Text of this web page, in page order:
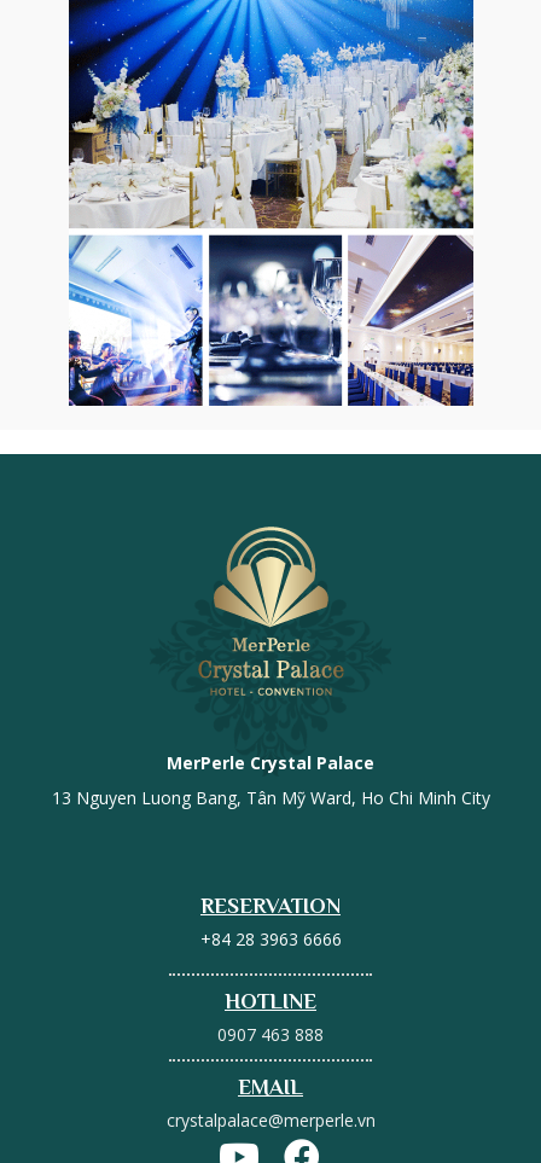
MerPerle Crystal Palace
13 Nguyen Luong Bang, Tân Mỹ Ward, Ho Chi Minh City
RESERVATION
+84 28 3963 6666
HOTLINE
0907 463 888
EMAIL
crystalpalace@merperle.vn